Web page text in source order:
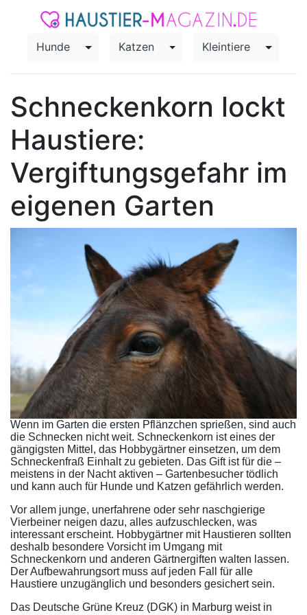
Hunde Toggle Dropdown
Katzen Toggle Dropdown
Kleintiere Toggle
Schneckenkorn lockt
Haustiere:
Vergiftungsgefahr im
eigenen Garten
Wenn im Garten die ersten Pflänzchen sprießen, sind auch
die Schnecken nicht weit. Schneckenkorn ist eines der
gängigsten Mittel, das Hobbygärtner einsetzen, um dem
Schneckenfraß Einhalt zu gebieten. Das Gift ist für die –
meistens in der Nacht aktiven – Gartenbesucher tödlich
und kann auch für Hunde und Katzen gefährlich werden.
Vor allem junge, unerfahrene oder sehr naschgierige
Vierbeiner neigen dazu, alles aufzuschlecken, was
interessant erscheint. Hobbygärtner mit Haustieren sollten
deshalb besondere Vorsicht im Umgang mit
Schneckenkorn und anderen Gärtnergiften walten lassen.
Der Aufbewahrungsort muss auf jeden Fall für alle
Haustiere unzugänglich und besonders gesichert sein.
Das Deutsche Grüne Kreuz (DGK) in Marburg weist in